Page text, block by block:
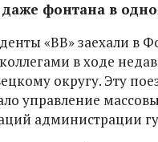
даже фонтана в
«ВВ» заехали в
в ходе
округу. Эту
управление
администрации